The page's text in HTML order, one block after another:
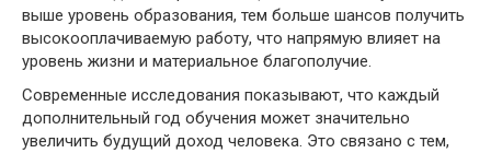
выше уровень образования, тем больше шансов получить
высокооплачиваемую работу, что напрямую влияет на
уровень жизни и материальное благополучие.
Современные исследования показывают, что каждый
дополнительный год обучения может значительно
увеличить будущий доход человека. Это связано с тем,